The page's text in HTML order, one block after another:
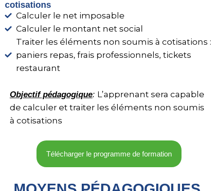
cotisations
Calculer le net imposable
Calculer le montant net social
Traiter les éléments non soumis à cotisations :
paniers repas, frais professionnels, tickets
restaurant
Objectif pédagogique: L’apprenant sera capable
de calculer et traiter les éléments non soumis
à cotisations
Télécharger le programme de formation